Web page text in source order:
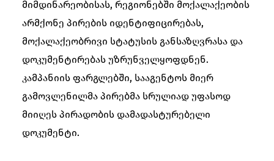
მიმდინარეობისას, რეგიონებში მოქალაქეობის
არმქონე პირების იდენტიფიცირებას,
მოქალაქეობრივი სტატუსის განსაზღვრასა და
დოკუმენტირებას უზრუნველყოფდნენ.
კამპანიის ფარგლებში, სააგენტოს მიერ
გამოვლენილმა პირებმა სრულიად უფასოდ
მიიღეს პირადობის დამადასტურებელი
დოკუმენტი.